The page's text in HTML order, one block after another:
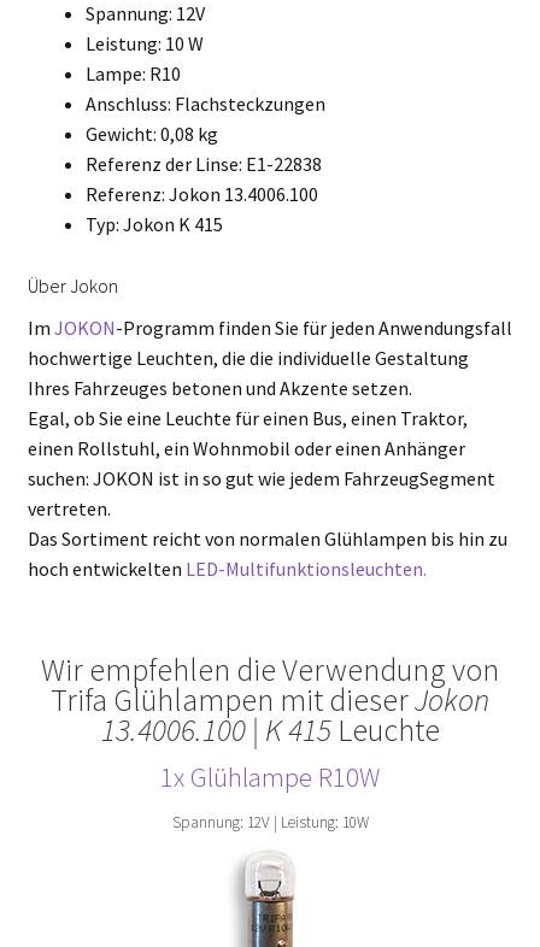
Spannung: 12V
Leistung: 10 W
Lampe: R10
Anschluss: Flachsteckzungen
Gewicht: 0,08 kg
Referenz der Linse: E1-22838
Referenz: Jokon 13.4006.100
Typ: Jokon K 415
Über Jokon
Im JOKON-Programm finden Sie für jeden Anwendungsfall
hochwertige Leuchten, die die individuelle Gestaltung
Ihres Fahrzeuges betonen und Akzente setzen.
Egal, ob Sie eine Leuchte für einen Bus, einen Traktor,
einen Rollstuhl, ein Wohnmobil oder einen Anhänger
suchen: JOKON ist in so gut wie jedem FahrzeugSegment
vertreten.
Das Sortiment reicht von normalen Glühlampen bis hin zu
hoch entwickelten LED-Multifunktionsleuchten.
Wir empfehlen die Verwendung von
Trifa Glühlampen mit dieserJokon
13.4006.100 | K 415 Leuchte
1x Glühlampe R10W
Spannung: 12V | Leistung: 10W